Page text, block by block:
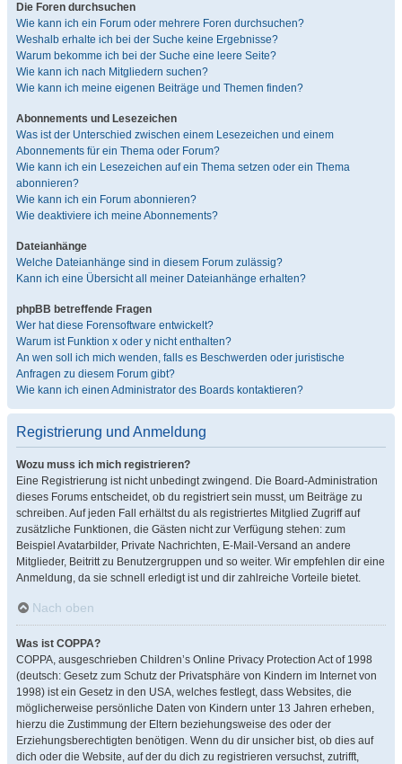
Die Foren durchsuchen
Wie kann ich ein Forum oder mehrere Foren durchsuchen?
Weshalb erhalte ich bei der Suche keine Ergebnisse?
Warum bekomme ich bei der Suche eine leere Seite?
Wie kann ich nach Mitgliedern suchen?
Wie kann ich meine eigenen Beiträge und Themen finden?
Abonnements und Lesezeichen
Was ist der Unterschied zwischen einem Lesezeichen und einem
Abonnements für ein Thema oder Forum?
Wie kann ich ein Lesezeichen auf ein Thema setzen oder ein Thema
abonnieren?
Wie kann ich ein Forum abonnieren?
Wie deaktiviere ich meine Abonnements?
Dateianhänge
Welche Dateianhänge sind in diesem Forum zulässig?
Kann ich eine Übersicht all meiner Dateianhänge erhalten?
phpBB betreffende Fragen
Wer hat diese Forensoftware entwickelt?
Warum ist Funktion x oder y nicht enthalten?
An wen soll ich mich wenden, falls es Beschwerden oder juristische
Anfragen zu diesem Forum gibt?
Wie kann ich einen Administrator des Boards kontaktieren?
Registrierung und Anmeldung
Wozu muss ich mich registrieren?
Eine Registrierung ist nicht unbedingt zwingend. Die Board-Administration
dieses Forums entscheidet, ob du registriert sein musst, um Beiträge zu
schreiben. Auf jeden Fall erhältst du als registriertes Mitglied Zugriff auf
zusätzliche Funktionen, die Gästen nicht zur Verfügung stehen: zum
Beispiel Avatarbilder, Private Nachrichten, E-Mail-Versand an andere
Mitglieder, Beitritt zu Benutzergruppen und so weiter. Wir empfehlen dir eine
Anmeldung, da sie schnell erledigt ist und dir zahlreiche Vorteile bietet.
Nach oben
Was ist COPPA?
COPPA, ausgeschrieben Children’s Online Privacy Protection Act of 1998
(deutsch: Gesetz zum Schutz der Privatsphäre von Kindern im Internet von
1998) ist ein Gesetz in den USA, welches festlegt, dass Websites, die
möglicherweise persönliche Daten von Kindern unter 13 Jahren erheben,
hierzu die Zustimmung der Eltern beziehungsweise des oder der
Erziehungsberechtigten benötigen. Wenn du dir unsicher bist, ob dies auf
dich oder die Website, auf der du dich zu registrieren versuchst, zutrifft,